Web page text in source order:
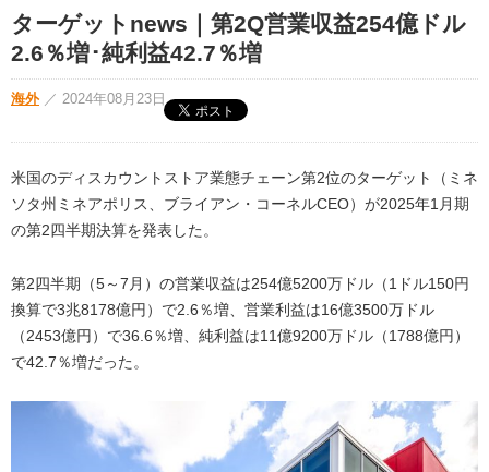
ターゲットnews｜第2Q営業収益254億ドル
2.6％増･純利益42.7％増
海外 ／ 2024年08月23日
米国のディスカウントストア業態チェーン第2位のターゲット（ミネ
ソタ州ミネアポリス、ブライアン・コーネルCEO）が2025年1月期
の第2四半期決算を発表した。
第2四半期（5～7月）の営業収益は254億5200万ドル（1ドル150円
換算で3兆8178億円）で2.6％増、営業利益は16億3500万ドル
（2453億円）で36.6％増、純利益は11億9200万ドル（1788億円）
で42.7％増だった。